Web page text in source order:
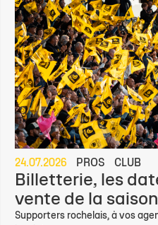
24.07.2026 PROS CLUB
Billetterie, les
vente de la
Supporters rochelais, à vos